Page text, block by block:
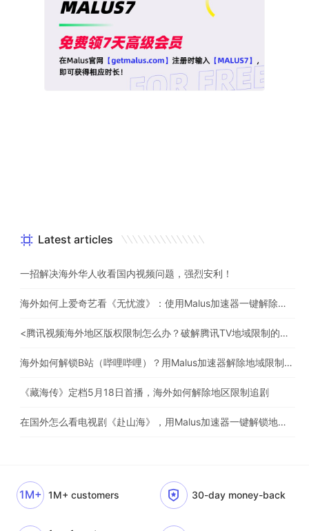
Latest articles
一招解决海外华人收看国内视频问题，强烈安利！
海外如何上爱奇艺看《无忧渡》：使用Malus加速器一键解除地域限制
<腾讯视频海外地区版权限制怎么办？破解腾讯TV地域限制的办法>
海外如何解锁B站（哔哩哔哩）？用Malus加速器解除地域限制，一键流畅追番
《藏海传》定档5月18日首播，海外如何解除地区限制追剧
在国外怎么看电视剧《赴山海》，用Malus加速器一键解锁地区限制
1M+ 1M+ customers 30-day money-back